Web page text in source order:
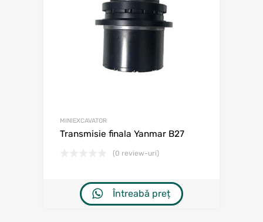
MINIEXCAVATOR
Transmisie finala Yanmar B27
(0 review-uri)
Întreabă preț